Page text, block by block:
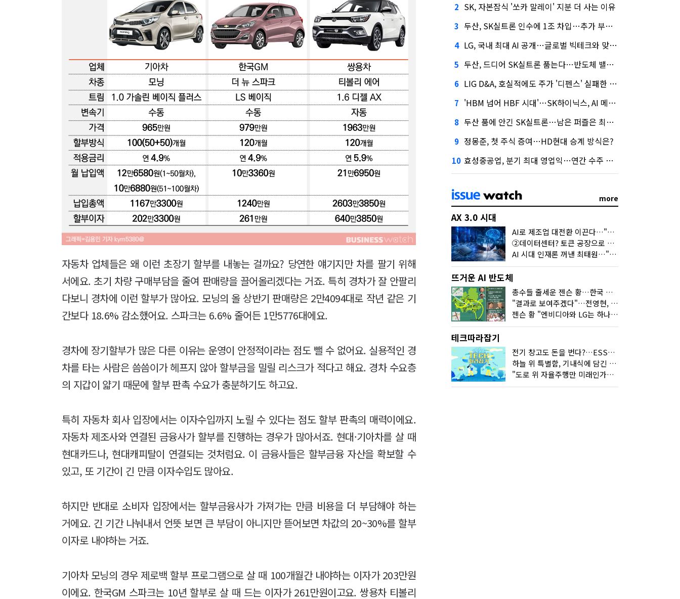
자동차 업체들은 왜 이런 초장기 할부를 내놓는 걸까요? 당연한 얘기지만 차를 팔기 위해
서에요. 초기 차량 구매부담을 줄여 판매량을 끌어올리겠다는 거죠. 특히 경차가 잘 안팔리
다보니 경차에 이런 할부가 많아요. 모닝의 올 상반기 판매량은 2만4094대로 작년 같은 기
간보다 18.6% 감소했어요. 스파크는 6.6% 줄어든 1만5776대에요.
경차에 장기할부가 많은 다른 이유는 운영이 안정적이라는 점도 뺄 수 없어요. 실용적인 경
차를 타는 사람은 씀씀이가 헤프지 않아 할부금을 밀릴 리스크가 적다고 해요. 경차 수요층
의 지갑이 얇기 때문에 할부 판촉 수요가 충분하기도 하고요.
특히 자동차 회사 입장에서는 이자수입까지 노릴 수 있다는 점도 할부 판촉의 매력이에요.
자동차 제조사와 연결된 금융사가 할부를 진행하는 경우가 많아서죠. 현대·기아차를 살 때
현대카드나, 현대캐피탈이 연결되는 것처럼요. 이 금융사들은 할부금융 자산을 확보할 수
있고, 또 기간이 긴 만큼 이자수입도 많아요.
하지만 반대로 소비자 입장에서는 할부금융사가 가져가는 만큼 비용을 더 부담해야 하는
거에요. 긴 기간 나눠내서 언뜻 보면 큰 부담이 아니지만 뜯어보면 차값의 20~30%를 할부
이자로 내야하는 거죠.
기아차 모닝의 경우 제로백 할부 프로그램으로 살 때 100개월간 내야하는 이자가 203만원
이에요. 한국GM 스파크는 10년 할부로 살 때 드는 이자가 261만원이고요. 쌍용차 티볼리
2 SK, 자본잠식 '쏘카 말레이' 지분 더 사는 이유
3 두산, SK실트론 인수에 1조 차입…추가 부담은?
4 LG, 국내 최대 AI 공개…글로벌 빅테크와 맞붙는다
5 두산, 드디어 SK실트론 품는다…반도체 밸류체인 위상 강화
6 LIG D&A, 호실적에도 주가 '디펜스' 실패한 이유
7 'HBM 넘어 HBF 시대'…SK하이닉스, AI 메모리 표준 선점 나섰다
8 두산 품에 안긴 SK실트론…남은 퍼즐은 최태원 지분 29.4%
9 정몽준, 첫 주식 증여…HD현대 승계 방식은?
10 효성중공업, 분기 최대 영업익…연간 수주 목표 12조로
more
AX 3.0 시대
AI로 제조업 대전환 이끈다…"2030년까지 민관합동 20조 투자"
②데이터센터? 토큰 공장으로 변신
AI 시대 인재론 꺼낸 최태원…"협업이 경쟁력"
뜨거운 AI 반도체
총수들 줄세운 젠슨 황…한국 산업계 새판 짰다
"결과로 보여주겠다"…전영현, 젠슨 황과 HBM5 논의
젠슨 황 "엔비디아와 LG는 하나의 거대한 팀"
테크따라잡기
전기 창고도 돈을 번다?…ESS의 '두뇌' EMO가 뭐길래
하늘 위 특별함, 기내식에 담긴 기술의 세계
"도로 위 자율주행만 미래인가요"…진흙탕서 길 내는 HD현대 AI 기술